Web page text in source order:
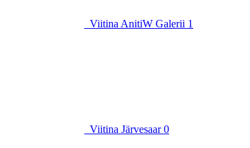
Viitina AnitiW Galerii 1
Viitina Järvesaar0